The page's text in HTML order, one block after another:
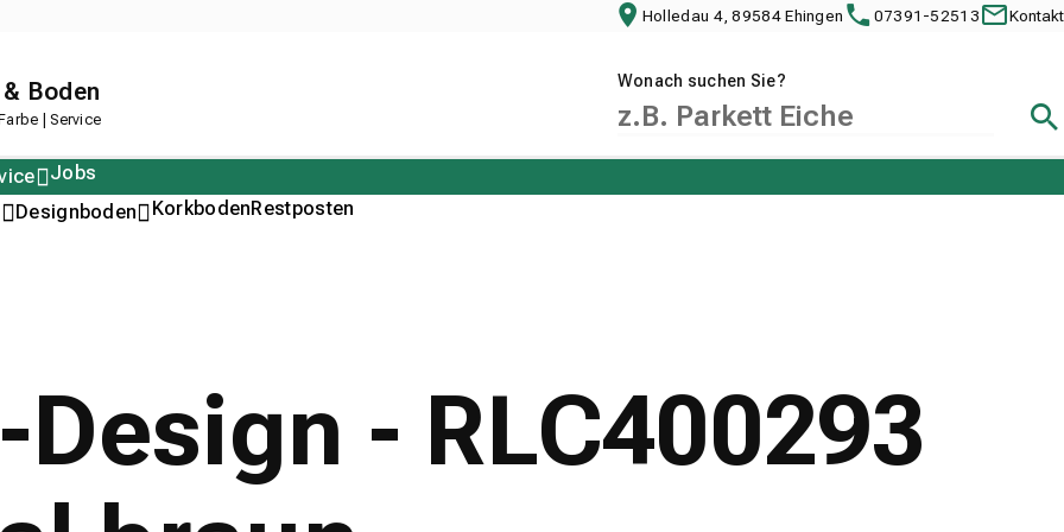
Holledau 4, 89584 Ehingen 07391-52513 Kontakt
Boden
| Service
Wonach suchen Sie?
Designboden KorkbodenRestposten
Jobs
- RLC400293